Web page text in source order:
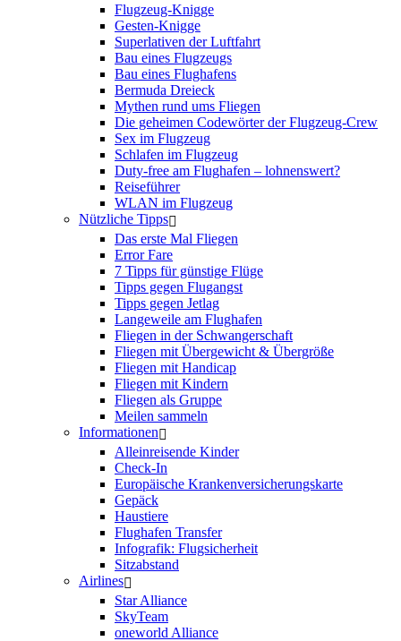
Flugzeug-Knigge
Gesten-Knigge
Superlativen der Luftfahrt
Bau eines Flugzeugs
Bau eines Flughafens
Bermuda Dreieck
Mythen rund ums Fliegen
Die geheimen Codewörter der Flugzeug-Crew
Sex im Flugzeug
Schlafen im Flugzeug
Duty-free am Flughafen – lohnenswert?
Reiseführer
WLAN im Flugzeug
Nützliche Tipps
Das erste Mal Fliegen
Error Fare
7 Tipps für günstige Flüge
Tipps gegen Flugangst
Tipps gegen Jetlag
Langeweile am Flughafen
Fliegen in der Schwangerschaft
Fliegen mit Übergewicht & Übergröße
Fliegen mit Handicap
Fliegen mit Kindern
Fliegen als Gruppe
Meilen sammeln
Informationen
Alleinreisende Kinder
Check-In
Europäische Krankenversicherungskarte
Gepäck
Haustiere
Flughafen Transfer
Infografik: Flugsicherheit
Sitzabstand
Airlines
Star Alliance
SkyTeam
oneworld Alliance